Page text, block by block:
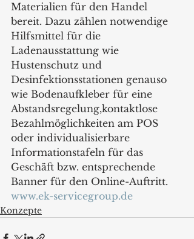
Materialien für den Handel
bereit. Dazu zählen notwendige
Hilfsmittel für die
Ladenausstattung wie
Hustenschutz und
Desinfektionsstationen genauso
wie Bodenaufkleber für eine
Abstandsregelung,kontaktlose
Bezahlmöglichkeiten am POS
oder individualisierbare
Informationstafeln für das
Geschäft bzw. entsprechende
Banner für den Online-Auftritt.
www.ek-servicegroup.de
Konzepte